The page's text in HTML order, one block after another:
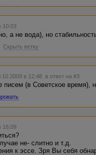
10:03
а не вода), но
Скрыть ветку
в 12:48 в ответ на #3
(в Советское время),
16:09
не- слитно и т.д.
к эссе. Зря Вы себя